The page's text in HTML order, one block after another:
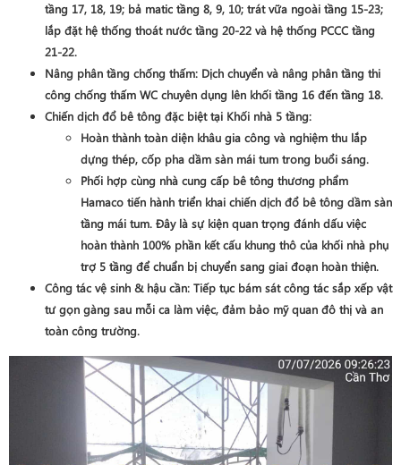
tầng 17, 18, 19; bả matic tầng 8, 9, 10; trát vữa ngoài tầng 15-23;
lắp đặt hệ thống thoát nước tầng 20-22 và hệ thống PCCC tầng
21-22.
Nâng phân tầng chống thấm: Dịch chuyển và nâng phân tầng thi
công chống thấm WC chuyên dụng lên khối tầng 16 đến tầng 18.
Chiến dịch đổ bê tông đặc biệt tại Khối nhà 5 tầng:
Hoàn thành toàn diện khâu gia công và nghiệm thu lắp
dựng thép, cốp pha dầm sàn mái tum trong buổi sáng.
Phối hợp cùng nhà cung cấp bê tông thương phẩm
Hamaco tiến hành triển khai chiến dịch đổ bê tông dầm sàn
tầng mái tum. Đây là sự kiện quan trọng đánh dấu việc
hoàn thành 100% phần kết cấu khung thô của khối nhà phụ
trợ 5 tầng để chuẩn bị chuyển sang giai đoạn hoàn thiện.
Công tác vệ sinh & hậu cần: Tiếp tục bám sát công tác sắp xếp vật
tư gọn gàng sau mỗi ca làm việc, đảm bảo mỹ quan đô thị và an
toàn công trường.